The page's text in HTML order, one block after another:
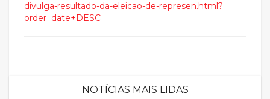
divulga-resultado-da-eleicao-de-represen.html?
order=date+DESC
NOTÍCIAS MAIS LIDAS